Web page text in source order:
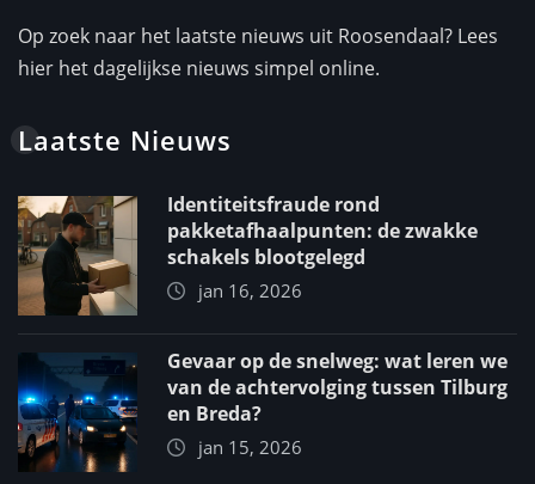
Op zoek naar het laatste nieuws uit Roosendaal? Lees
hier het dagelijkse nieuws simpel online.
Laatste Nieuws
Identiteitsfraude rond
pakketafhaalpunten: de zwakke
schakels blootgelegd
jan 16, 2026
Gevaar op de snelweg: wat leren we
van de achtervolging tussen Tilburg
en Breda?
jan 15, 2026